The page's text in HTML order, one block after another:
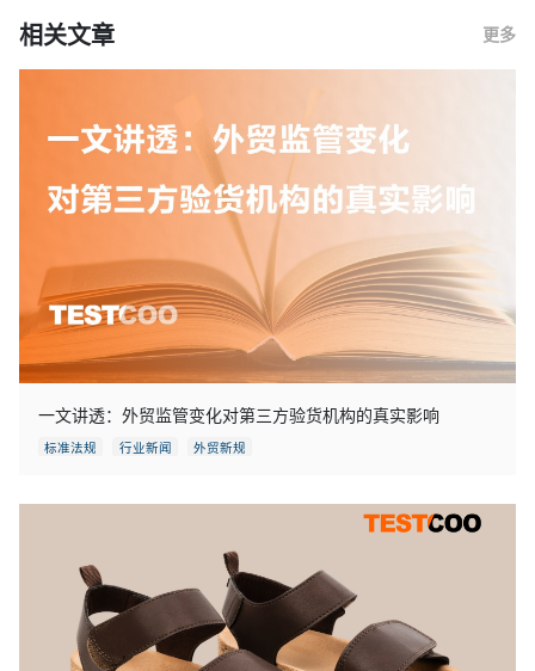
相关文章 更多
一文讲透：外贸监管变化对第三方验货机构的真实影响
标准法规 行业新闻 外贸新规